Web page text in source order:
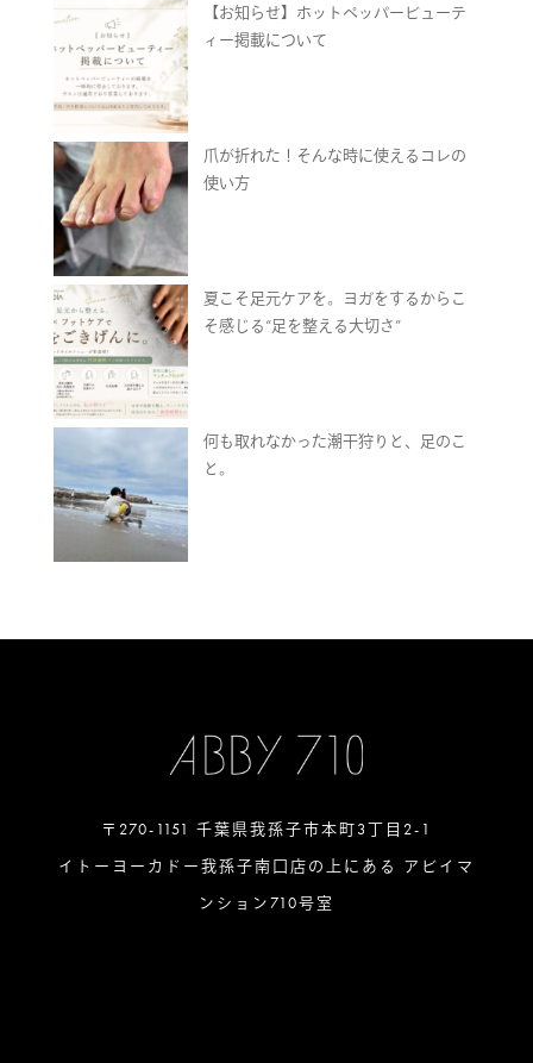
【お知らせ】ホットペッパービューテ
ィー掲載について
爪が折れた！そんな時に使えるコレの
使い方
夏こそ足元ケアを。ヨガをするからこ
そ感じる“足を整える大切さ”
何も取れなかった潮干狩りと、足のこ
と。
〒270-1151 千葉県我孫子市本町3丁目2-1
イトーヨーカドー我孫子南口店の上にある アビイマ
ンション710号室